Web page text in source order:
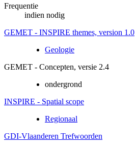
Frequentie
indien nodig
GEMET - INSPIRE themes, version 1.0
Geologie
GEMET - Concepten, versie 2.4
ondergrond
INSPIRE - Spatial scope
Regionaal
GDI-Vlaanderen Trefwoorden